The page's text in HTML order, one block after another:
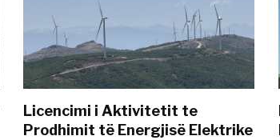
Licencimi i Aktivitetit te
Prodhimit të Energjisë Elektrike